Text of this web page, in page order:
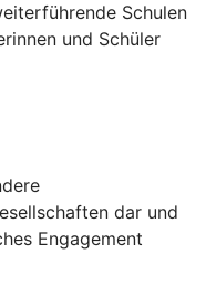
Schulen
und Schüler
dar und
Engagement